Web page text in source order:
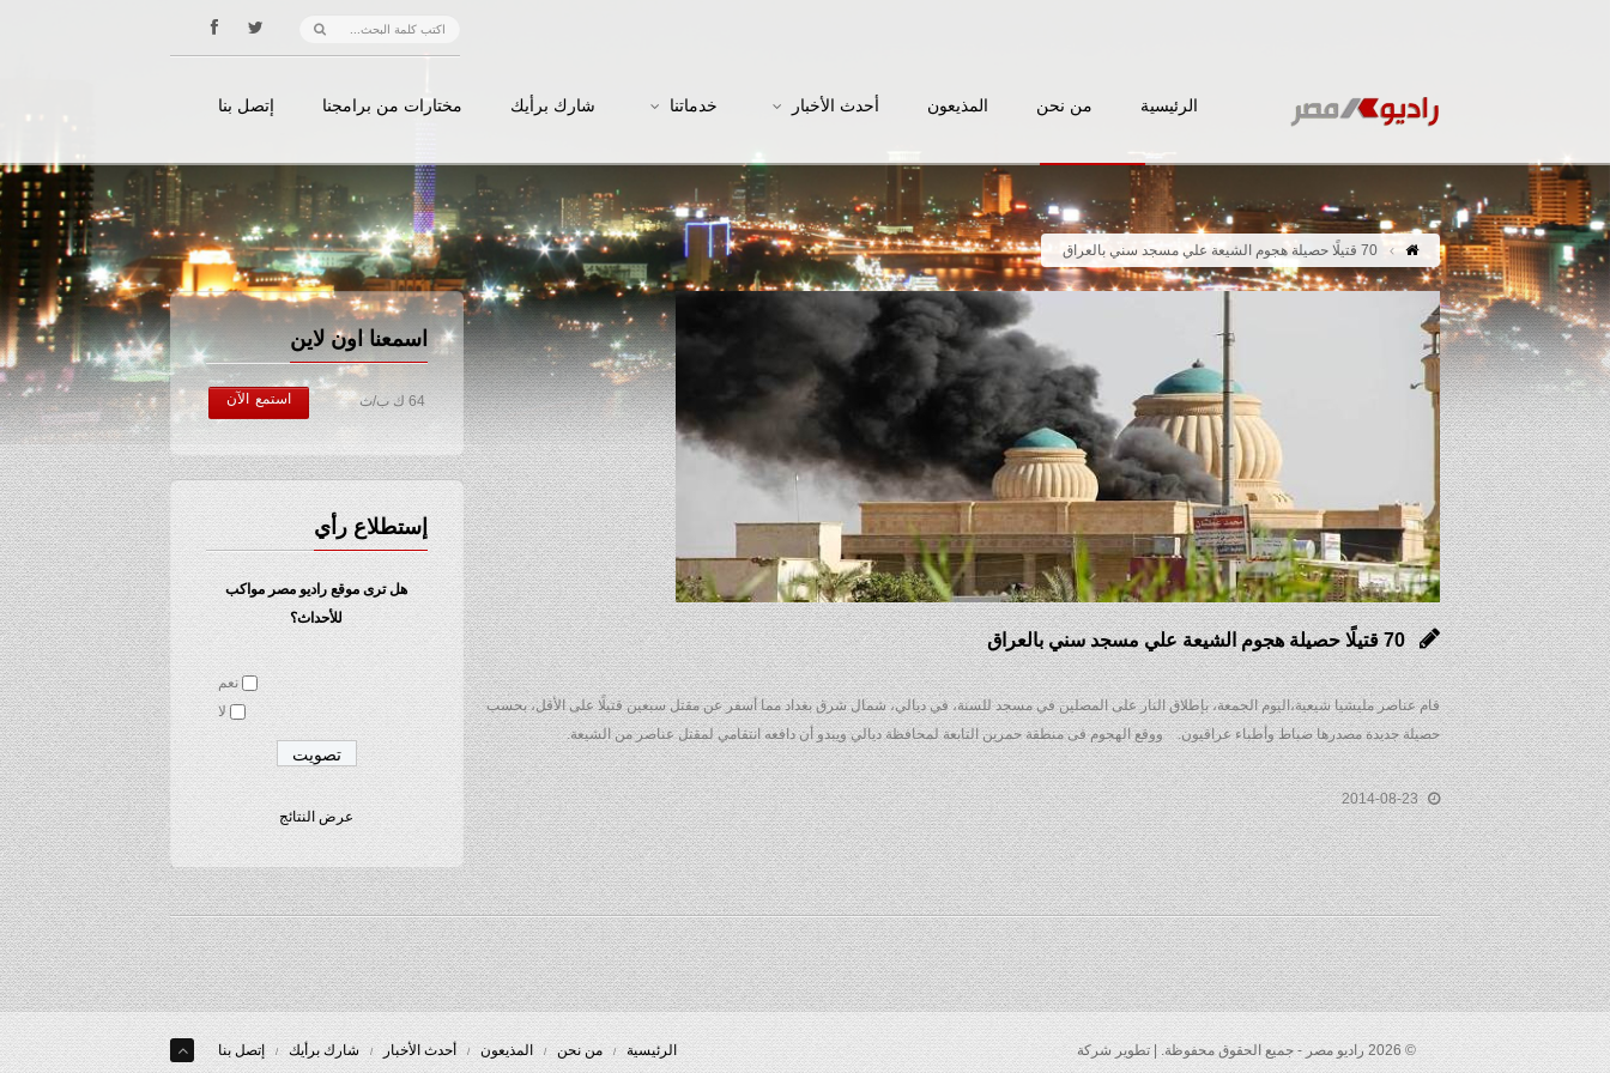
الرئيسية من نحن المذيعون أحدث الأخبار خدماتنا شارك برأيك مختارات من برامجنا إتصل بنا
70 قتيلًا حصيلة هجوم الشيعة علي مسجد سني بالعراق
اسمعنا اون لاين
64 ك ب/ث استمع الآن
إستطلاع رأي
هل ترى موقع راديو مصر مواكب
للأحداث؟
نعم
لا
عرض النتائج
70 قتيلًا حصيلة هجوم الشيعة علي مسجد سني بالعراق
قام عناصر مليشيا شيعية،اليوم الجمعة، بإطلاق النار على المصلين في مسجد للسنة، في ديالي، شمال شرق بغداد مما أسفر عن مقتل سبعين قتيلًا على الأقل، بحسب
حصيلة جديدة مصدرها ضباط وأطباء عراقيون. ووقع الهجوم فى منطقة حمرين التابعة لمحافظة ديالي ويبدو أن دافعه انتقامي لمقتل عناصر من الشيعة.
2014-08-23
© 2026 راديو مصر - جميع الحقوق محفوظة. | تطوير شركة الرئيسية من نحن المذيعون أحدث الأخبار شارك برأيك إتصل بنا